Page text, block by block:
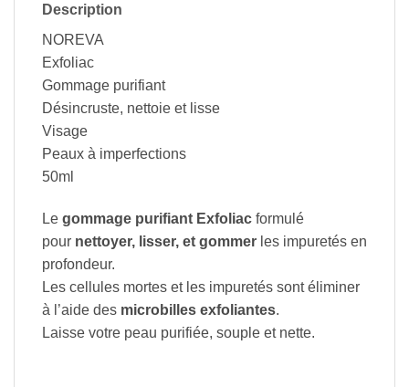
Description
NOREVA
Exfoliac
Gommage purifiant
Désincruste, nettoie et lisse
Visage
Peaux à imperfections
50ml
Le gommage purifiant Exfoliac formulé
pour nettoyer, lisser, et gommer les impuretés en
profondeur.
Les cellules mortes et les impuretés sont éliminer
à l’aide des microbilles exfoliantes.
Laisse votre peau purifiée, souple et nette.